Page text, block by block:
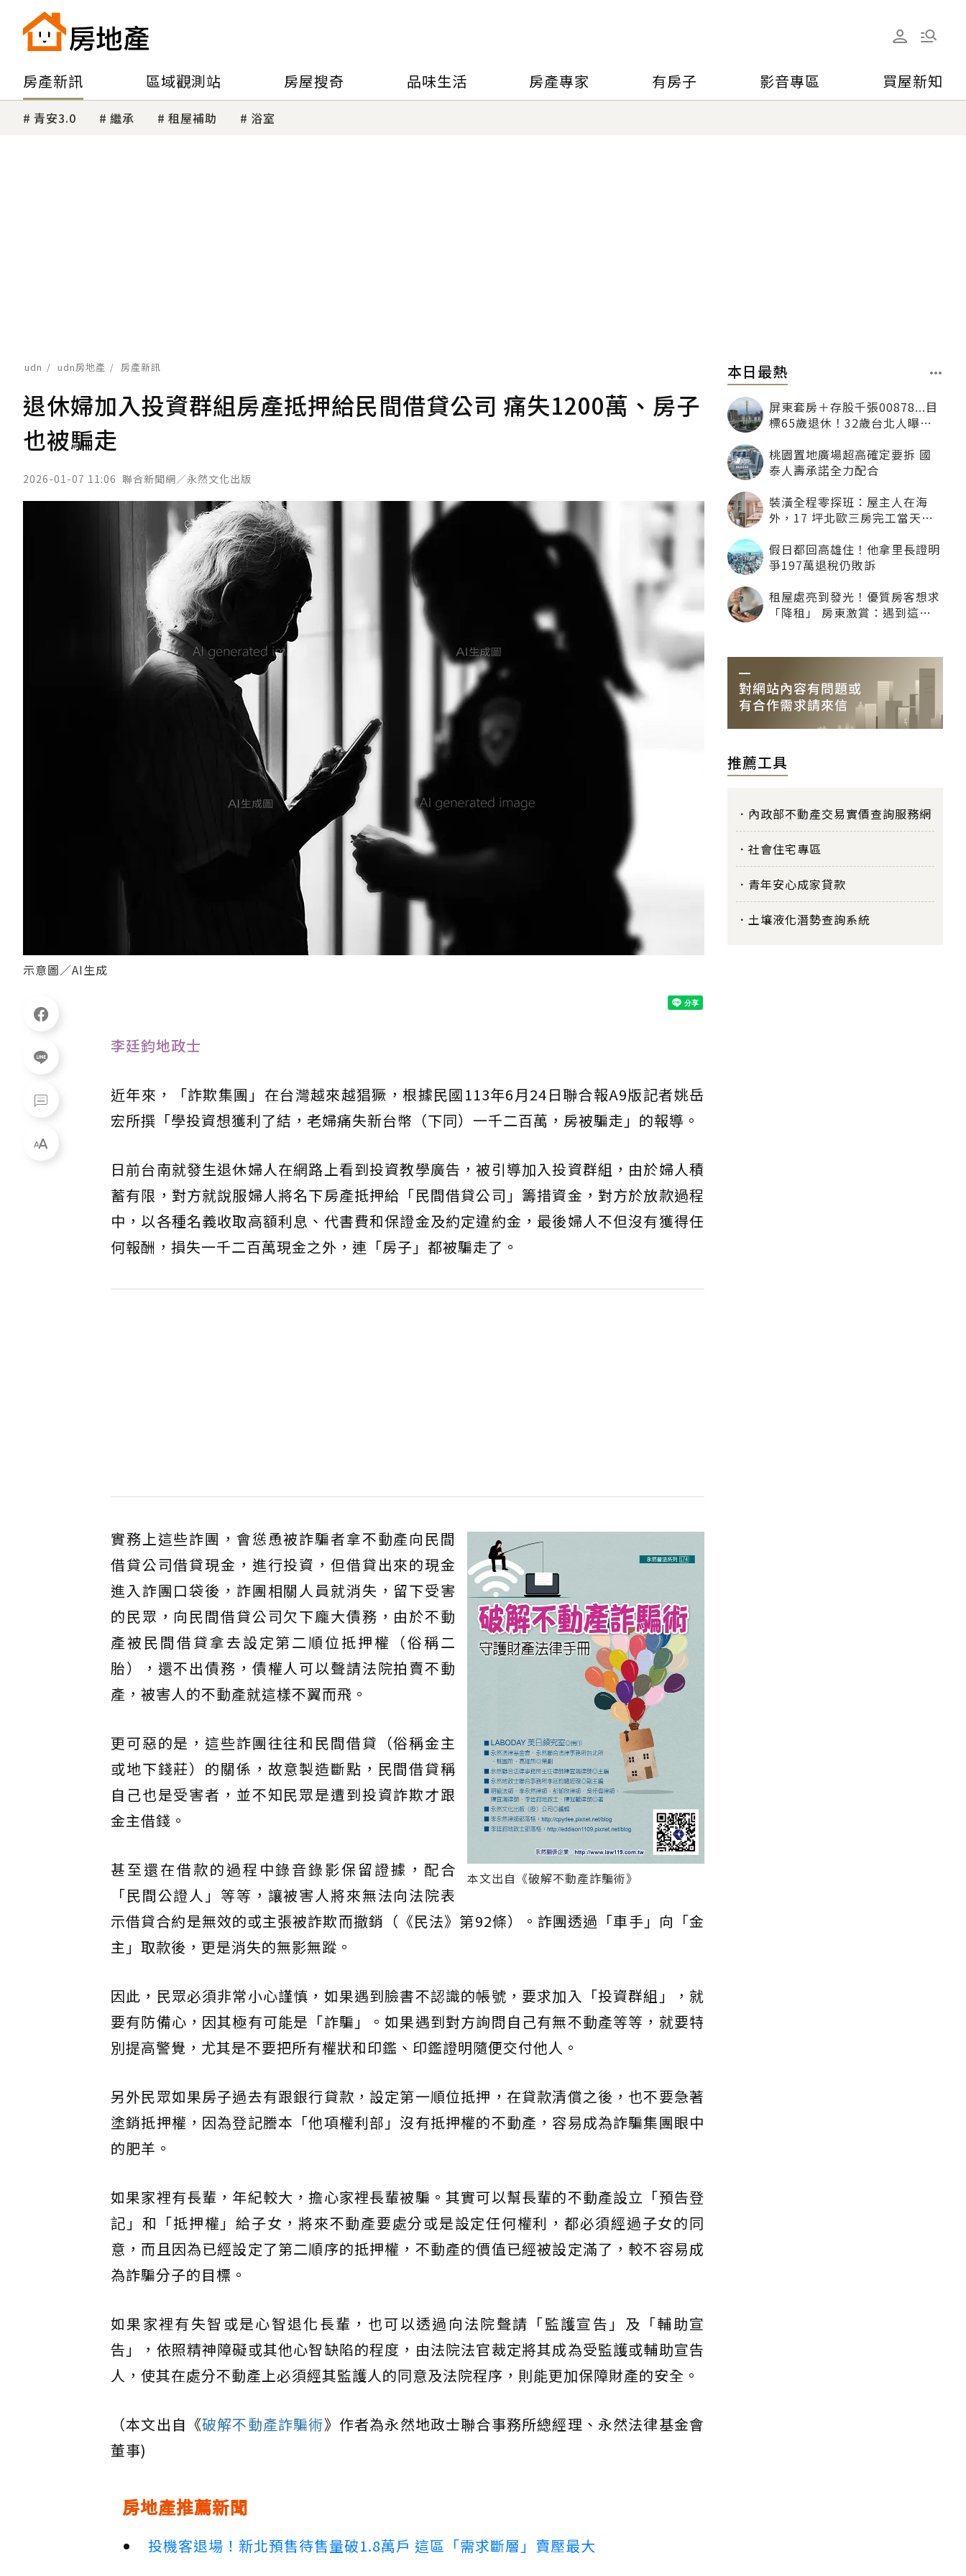
房產新訊 區域觀測站 房屋搜奇 品味生活 房產專家 有房子 影音專區 買屋新知
青安3.0 繼承 租屋補助 浴室
udn udn房地產 房產新訊
退休婦加入投資群組房產抵押給民間借貸公司 痛失1200萬、房子
也被騙走
2026-01-07 11:06 聯合新聞網／永然文化出版
示意圖／AI生成
李廷鈞地政士
近年來，「詐欺集團」在台灣越來越猖獗，根據民國113年6月24日聯合報A9版記者姚岳
宏所撰「學投資想獲利了結，老婦痛失新台幣（下同）一千二百萬，房被騙走」的報導。
日前台南就發生退休婦人在網路上看到投資教學廣告，被引導加入投資群組，由於婦人積
蓄有限，對方就說服婦人將名下房產抵押給「民間借貸公司」籌措資金，對方於放款過程
中，以各種名義收取高額利息、代書費和保證金及約定違約金，最後婦人不但沒有獲得任
何報酬，損失一千二百萬現金之外，連「房子」都被騙走了。
本文出自《破解不動產詐騙術》
實務上這些詐團，會慫恿被詐騙者拿不動產向民間
借貸公司借貸現金，進行投資，但借貸出來的現金
進入詐團口袋後，詐團相關人員就消失，留下受害
的民眾，向民間借貸公司欠下龐大債務，由於不動
產被民間借貸拿去設定第二順位抵押權（俗稱二
胎），還不出債務，債權人可以聲請法院拍賣不動
產，被害人的不動產就這樣不翼而飛。
更可惡的是，這些詐團往往和民間借貸（俗稱金主
或地下錢莊）的關係，故意製造斷點，民間借貸稱
自己也是受害者，並不知民眾是遭到投資詐欺才跟
金主借錢。
甚至還在借款的過程中錄音錄影保留證據，配合
「民間公證人」等等，讓被害人將來無法向法院表
示借貸合約是無效的或主張被詐欺而撤銷（《民法》第92條）。詐團透過「車手」向「金
主」取款後，更是消失的無影無蹤。
因此，民眾必須非常小心謹慎，如果遇到臉書不認識的帳號，要求加入「投資群組」，就
要有防備心，因其極有可能是「詐騙」。如果遇到對方詢問自己有無不動產等等，就要特
別提高警覺，尤其是不要把所有權狀和印鑑、印鑑證明隨便交付他人。
另外民眾如果房子過去有跟銀行貸款，設定第一順位抵押，在貸款清償之後，也不要急著
塗銷抵押權，因為登記謄本「他項權利部」沒有抵押權的不動產，容易成為詐騙集團眼中
的肥羊。
如果家裡有長輩，年紀較大，擔心家裡長輩被騙。其實可以幫長輩的不動產設立「預告登
記」和「抵押權」給子女，將來不動產要處分或是設定任何權利，都必須經過子女的同
意，而且因為已經設定了第二順序的抵押權，不動產的價值已經被設定滿了，較不容易成
為詐騙分子的目標。
如果家裡有失智或是心智退化長輩，也可以透過向法院聲請「監護宣告」及「輔助宣
告」，依照精神障礙或其他心智缺陷的程度，由法院法官裁定將其成為受監護或輔助宣告
人，使其在處分不動產上必須經其監護人的同意及法院程序，則能更加保障財產的安全。
（本文出自《破解不動產詐騙術》作者為永然地政士聯合事務所總經理、永然法律基金會
董事)
房地產推薦新聞
投機客退場！新北預售待售量破1.8萬戶 這區「需求斷層」賣壓最大
本日最熱
屏東套房＋存股千張00878...目
標65歲退休！32歲台北人曝：
桃園置地廣場超高確定要拆 國
泰人壽承諾全力配合
裝潢全程零探班：屋主人在海
外，17 坪北歐三房完工當天才
假日都回高雄住！他拿里長證明
爭197萬退稅仍敗訴
租屋處亮到發光！優質房客想求
「降租」 房東激賞：遇到這種
推薦工具
內政部不動產交易實價查詢服務網
社會住宅專區
青年安心成家貸款
土壤液化潛勢查詢系統